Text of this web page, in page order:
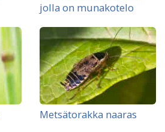
jolla on munakotelo
Metsätorakka naaras